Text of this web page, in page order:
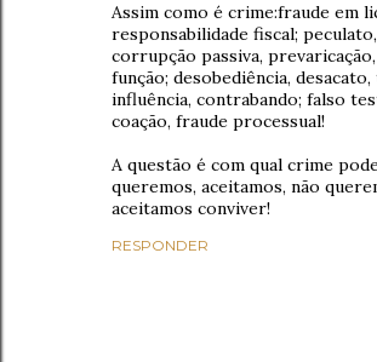
Assim como é crime:fraude em
responsabilidade fiscal;
corrupção passiva,
função; desobediência,
influência, contrabando; falso
coação, fraude processual!
A questão é com qual crime
queremos, aceitamos, não
aceitamos conviver!
RESPONDER